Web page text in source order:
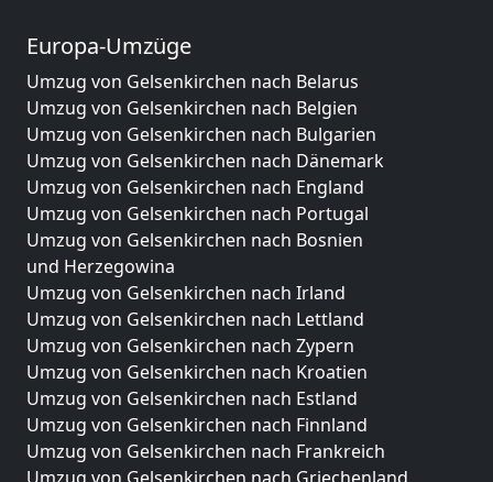
Europa-Umzüge
Umzug von Gelsenkirchen nach Belarus
Umzug von Gelsenkirchen nach Belgien
Umzug von Gelsenkirchen nach Bulgarien
Umzug von Gelsenkirchen nach Dänemark
Umzug von Gelsenkirchen nach England
Umzug von Gelsenkirchen nach Portugal
Umzug von Gelsenkirchen nach Bosnien
und Herzegowina
Umzug von Gelsenkirchen nach Irland
Umzug von Gelsenkirchen nach Lettland
Umzug von Gelsenkirchen nach Zypern
Umzug von Gelsenkirchen nach Kroatien
Umzug von Gelsenkirchen nach Estland
Umzug von Gelsenkirchen nach Finnland
Umzug von Gelsenkirchen nach Frankreich